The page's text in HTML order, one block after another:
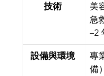
技術
美
急
–2
設備與環境
專
備